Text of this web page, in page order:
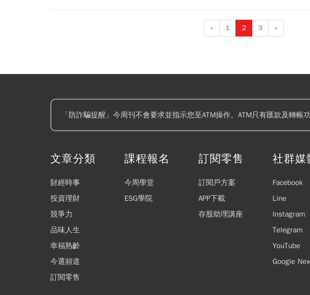
« 1 2 3 »
「防詐騙提醒」今周刊不會要求並指示您至ATM操作。ATM只有匯款及轉
文章分類
財經時事
投資理財
競爭力
品味人生
幸福熟齡
今選頻道
訂閱零售
課程報名
今周學堂
ESG學院
訂閱零售
訂閱戶方案
APP下載
存股助理講座
社群媒
Facebook
Line
Instagram
Telegram
YouTube
Google